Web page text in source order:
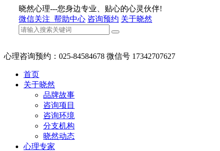
晓然心理---您身边专业、贴心的心灵伙伴!
微信关注 帮助中心 咨询预约 关于晓然
心理咨询预约：025-84584678 微信号 17342707627
首页
关于晓然
品牌故事
咨询项目
咨询环境
分支机构
晓然动态
心理专家